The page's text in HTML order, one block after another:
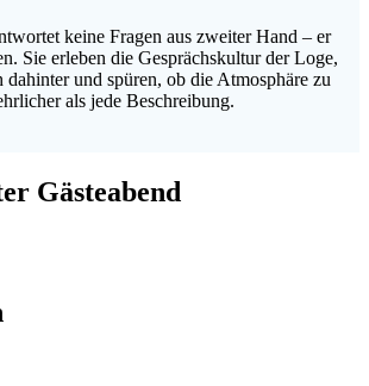
keine Fragen aus zweiter Hand – er
Sie erleben die Gesprächskultur der Loge,
dahinter und spüren, ob die Atmosphäre zu
als jede Beschreibung.
Gästeabend